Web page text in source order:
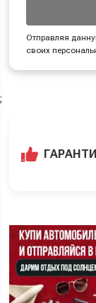
Отправляя
своих
;